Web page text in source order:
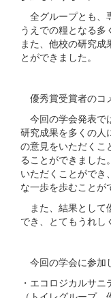
全グループとも、
うえでの糧となる多
また、他校の研究成
とができました。
優秀賞受賞者の
今回の学会発表で
研究成果を多くの人
の意見をいただくこ
ることができました
いただくことができ
な一歩を歩むことが
また、結果として
でき、とてもうれし
今回の学会に参加
・エコロジカルサ